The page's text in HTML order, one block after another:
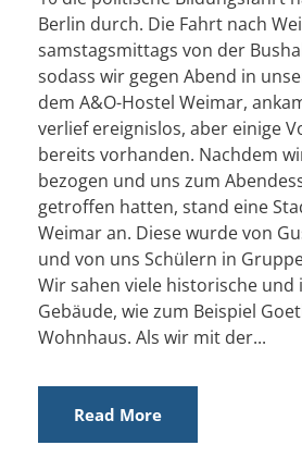
Berlin durch. Die Fahrt nach
samstagsmittags von der
sodass wir gegen Abend in
dem A&O-Hostel Weimar,
verlief ereignislos, aber einige
bereits vorhanden. Nachdem
bezogen und uns zum
getroffen hatten, stand eine
Weimar an. Diese wurde von
und von uns Schülern in
Wir sahen viele historische und
Gebäude, wie zum Beispiel
Wohnhaus. Als wir mit der...
Read More